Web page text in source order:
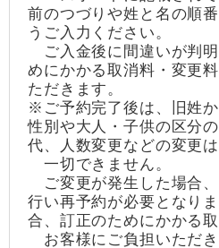
前のつづりや姓と名の順
うご入力ください。
ご入金後に間違いが判
めにかかる取消料・変更
ただきます。
※ご予約完了後は、旧姓
性別や大人・子供の区分
代、人数変更などの変更は
一切できません。
ご変更が発生した場合
行い再予約が必要となり
合、訂正のためにかかる
お客様にご負担いただき